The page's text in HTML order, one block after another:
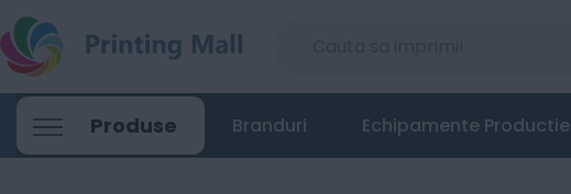
Produse Branduri Echipamente Productie